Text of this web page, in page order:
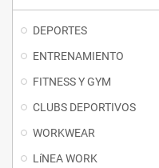
DEPORTES
ENTRENAMIENTO
FITNESS Y GYM
CLUBS DEPORTIVOS
WORKWEAR
LíNEA WORK